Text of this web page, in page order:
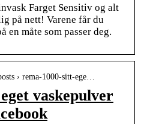
Farget Sensitiv og alt
på nett! Varene får du
en måte som passer deg.
› rema-1000-sitt-ege…
vaskepulver